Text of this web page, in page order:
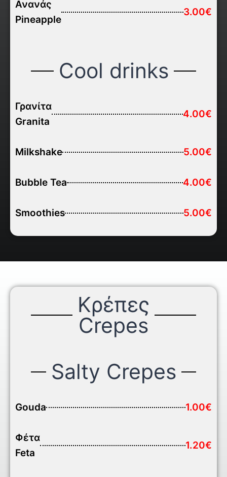
Ανανάς
Pineapple
3.00€
Cool drinks
Γρανίτα
Granita
4.00€
Milkshake 5.00€
Bubble Tea 4.00€
Smoothies 5.00€
Κρέπες
Crepes
Salty Crepes
Gouda 1.00€
Φέτα
Feta
1.20€